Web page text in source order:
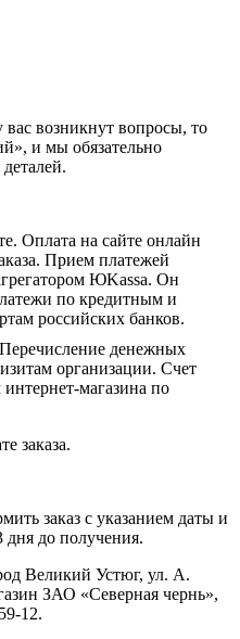
вас возникнут вопросы, то
и мы обязательно
Оплата на сайте онлайн
Прием платежей
ЮKassa. Он
по кредитным и
российских банков.
Перечисление денежных
организации. Счет
магазина по
заказа.
заказ с указанием даты и
дня до получения.
Великий Устюг, ул. А.
ЗАО «Северная чернь»,
12.